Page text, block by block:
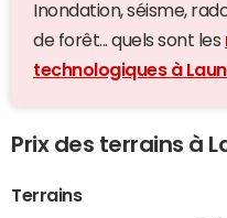
Inondation, séisme,
de forêt... quels sont les
technologiques à
Prix des terrains à
Terrains